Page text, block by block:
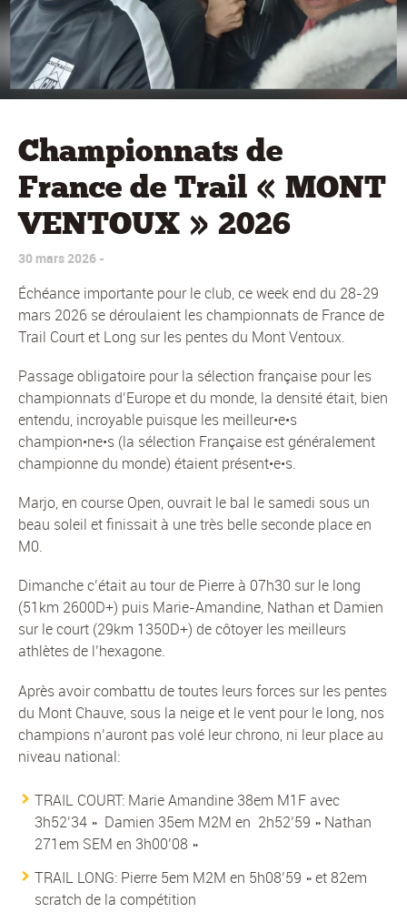
Championnats de
France de Trail « MONT
VENTOUX » 2026
30 mars 2026
Échéance importante pour le club, ce week end du 28-29
mars 2026 se déroulaient les championnats de France de
Trail Court et Long sur les pentes du Mont Ventoux.
Passage obligatoire pour la sélection française pour les
championnats d’Europe et du monde, la densité était, bien
entendu, incroyable puisque les meilleur•e•s
champion•ne•s (la sélection Française est généralement
championne du monde) étaient présent•e•s.
Marjo, en course Open, ouvrait le bal le samedi sous un
beau soleil et finissait à une très belle seconde place en
M0.
Dimanche c’était au tour de Pierre à 07h30 sur le long
(51km 2600D+) puis Marie-Amandine, Nathan et Damien
sur le court (29km 1350D+) de côtoyer les meilleurs
athlètes de l’hexagone.
Après avoir combattu de toutes leurs forces sur les pentes
du Mont Chauve, sous la neige et le vent pour le long, nos
champions n’auront pas volé leur chrono, ni leur place au
niveau national:
TRAIL COURT: Marie Amandine 38em M1F avec
3h52’34 » Damien 35em M2M en 2h52’59 » Nathan
271em SEM en 3h00’08 »
TRAIL LONG: Pierre 5em M2M en 5h08’59 » et 82em
scratch de la compétition